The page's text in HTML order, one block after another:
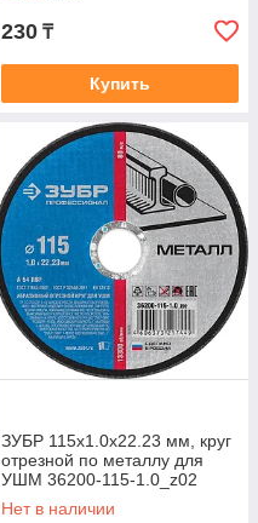
230 ₸
Купить
ЗУБР 115х1.0х22.23 мм, круг
отрезной по металлу для
УШМ 36200-115-1.0_z02
Профессионал
Нет в наличии